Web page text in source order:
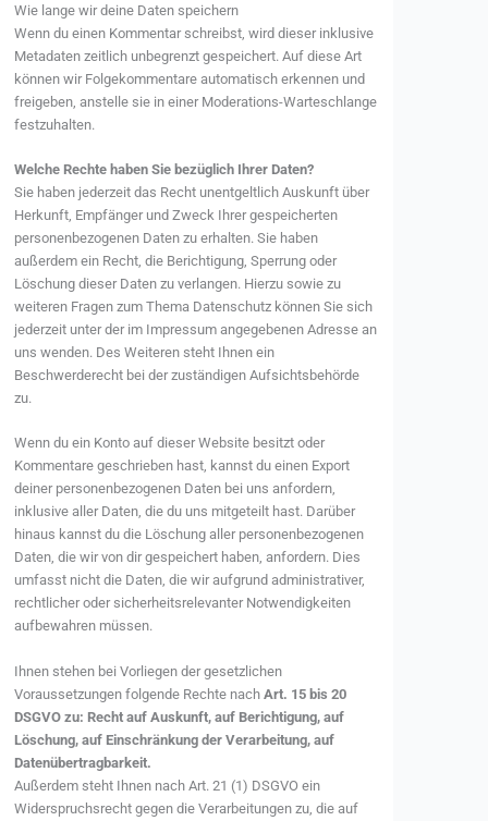
Wie lange wir deine Daten speichern
Wenn du einen Kommentar schreibst, wird dieser inklusive
Metadaten zeitlich unbegrenzt gespeichert. Auf diese Art
können wir Folgekommentare automatisch erkennen und
freigeben, anstelle sie in einer Moderations-Warteschlange
festzuhalten.
Welche Rechte haben Sie bezüglich Ihrer Daten?
Sie haben jederzeit das Recht unentgeltlich Auskunft über
Herkunft, Empfänger und Zweck Ihrer gespeicherten
personenbezogenen Daten zu erhalten. Sie haben
außerdem ein Recht, die Berichtigung, Sperrung oder
Löschung dieser Daten zu verlangen. Hierzu sowie zu
weiteren Fragen zum Thema Datenschutz können Sie sich
jederzeit unter der im Impressum angegebenen Adresse an
uns wenden. Des Weiteren steht Ihnen ein
Beschwerderecht bei der zuständigen Aufsichtsbehörde
zu.
Wenn du ein Konto auf dieser Website besitzt oder
Kommentare geschrieben hast, kannst du einen Export
deiner personenbezogenen Daten bei uns anfordern,
inklusive aller Daten, die du uns mitgeteilt hast. Darüber
hinaus kannst du die Löschung aller personenbezogenen
Daten, die wir von dir gespeichert haben, anfordern. Dies
umfasst nicht die Daten, die wir aufgrund administrativer,
rechtlicher oder sicherheitsrelevanter Notwendigkeiten
aufbewahren müssen.
Ihnen stehen bei Vorliegen der gesetzlichen
Voraussetzungen folgende Rechte nach Art. 15 bis 20
DSGVO zu: Recht auf Auskunft, auf Berichtigung, auf
Löschung, auf Einschränkung der Verarbeitung, auf
Datenübertragbarkeit.
Außerdem steht Ihnen nach Art. 21 (1) DSGVO ein
Widerspruchsrecht gegen die Verarbeitungen zu, die auf